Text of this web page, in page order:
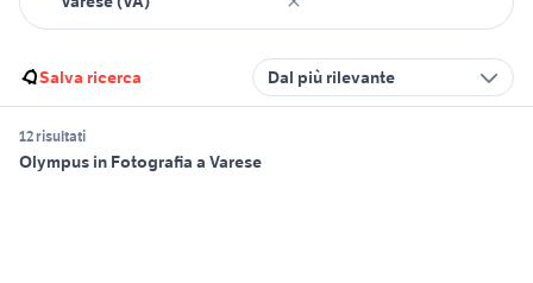
Salva ricerca Dal più rilevante
12 risultati
Olympus in Fotografia a Varese